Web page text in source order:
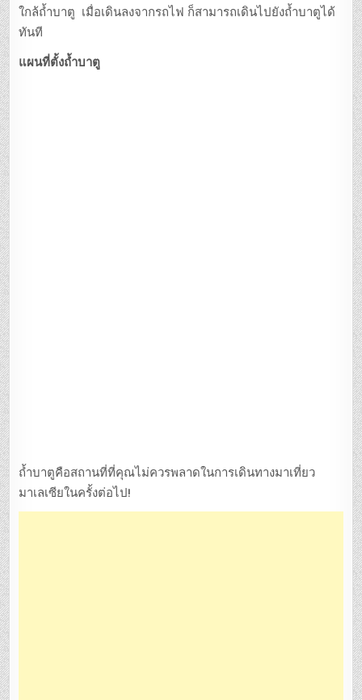
ใกล้ถ้ำบาตู เมื่อเดินลงจากรถไฟ ก็สามารถเดินไปยังถ้ำบาตูได้
ทันที
แผนที่ตั้งถ้ำบาตู
ถ้ำบาตูคือสถานที่ที่คุณไม่ควรพลาดในการเดินทางมาเที่ยว
มาเลเซียในครั้งต่อไป!